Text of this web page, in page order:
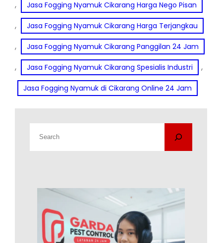
, Jasa Fogging Nyamuk Cikarang Harga Nego Pisan
, Jasa Fogging Nyamuk Cikarang Harga Terjangkau
, Jasa Fogging Nyamuk Cikarang Panggilan 24 Jam
, Jasa Fogging Nyamuk Cikarang Spesialis Industri ,
Jasa Fogging Nyamuk di Cikarang Online 24 Jam